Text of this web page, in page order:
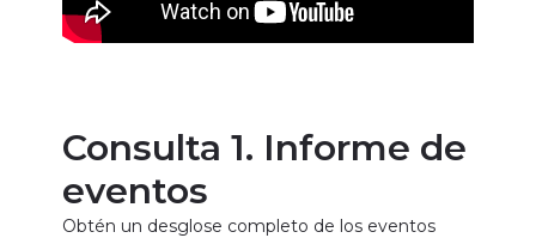
Consulta 1. Informe de
eventos
Obtén un desglose completo de los eventos